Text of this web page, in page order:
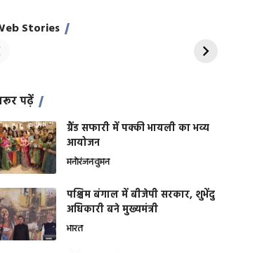
Stories
खान
पढ़ें
ग्रैंड सफारी में पक्की भायली का भव्य
आयोजन
मनोरंजनवुमन
पश्चिम बंगाल में बीजेपी सरकार, शुभेंदु
अधिकारी बने मुख्यमंत्री
भारत